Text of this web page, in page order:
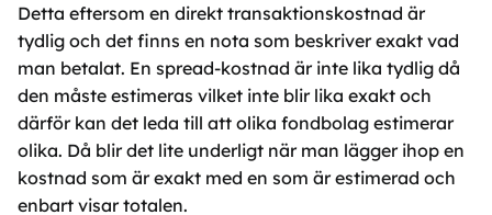
Detta eftersom en direkt transaktionskostnad är
tydlig och det finns en nota som beskriver exakt vad
man betalat. En spread-kostnad är inte lika tydlig då
den måste estimeras vilket inte blir lika exakt och
därför kan det leda till att olika fondbolag estimerar
olika. Då blir det lite underligt när man lägger ihop en
kostnad som är exakt med en som är estimerad och
enbart visar totalen.